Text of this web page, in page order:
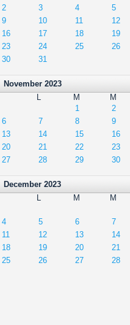
2
3 4 5
9
10 11 12
16
17 18 19
23
24 25 26
30
31
November 2023
L
M M
1
2
6
7 8 9
13
14 15 16
20
21 22 23
27
28 29 30
December 2023
L
M M
4
5 6 7
11
12 13 14
18
19 20 21
25
26 27 28